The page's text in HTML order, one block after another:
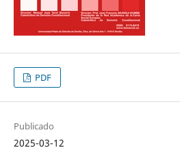
PDF
Publicado
2025-03-12